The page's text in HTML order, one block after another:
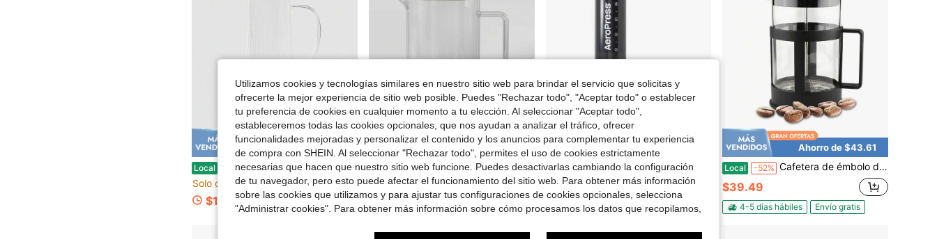
Ahorro de $12.00
Local -40% Jarra de vidrio estriado transparente - Threshold™ : 40.5oz Apta para lavavajillas - Servidor de bebidas para bebidas calientes/frías
Solo quedan 9
$18.00
Ahorro de $14.40
Local -40% Jarra de vidrio para bebidas con tapa de madera - Threshold™
$21.60
Local -46% Prensa de Café Original XL, Prensa Francesa Grande Todo en Uno, Cafetera Manual Estilo Pour-Over & Espresso, Infusión de 2 Minutos para Menos Amargor, talla grande Sabor, Cafetera Portátil, Viajes & Camping
$73.92
Envío gratis
Ahorro de $43.61
Local -52% Cafetera de émbolo de vidrio - Cafetera de émbolo de vidrio borosilicato negro con filtro para preparar café y té
$39.49
4-5 días hábiles Envío gratis
Utilizamos cookies y tecnologías similares en nuestro sitio web para brindar el servicio que solicitas y
ofrecerte la mejor experiencia de sitio web posible. Puedes "Rechazar todo", "Aceptar todo" o establecer
tu preferencia de cookies en cualquier momento a tu elección. Al seleccionar "Aceptar todo",
estableceremos todas las cookies opcionales, que nos ayudan a analizar el tráfico, ofrecer
funcionalidades mejoradas y personalizar el contenido y los anuncios para complementar tu experiencia
de compra con SHEIN. Al seleccionar "Rechazar todo", permites el uso de cookies estrictamente
necesarias que hacen que nuestro sitio web funcione. Puedes desactivarlas cambiando la configuración
de tu navegador, pero esto puede afectar el funcionamiento del sitio web. Para obtener más información
sobre las cookies que utilizamos y para ajustar tus configuraciones de cookies opcionales, selecciona
"Administrar cookies". Para obtener más información sobre cómo procesamos los datos que recopilamos,